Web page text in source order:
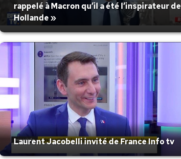
rappelé à Macron qu’il a été l’inspirateur de
Hollande »
Laurent Jacobelli invité de France Info tv